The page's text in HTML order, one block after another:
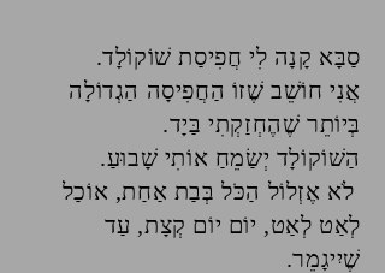
סַבָּא קָנָה לִי חֲפִיסַת שׁוֹקוֹלָד.
אֲנִי חוֹשֵׁב שֶׁזוֹ הַחֲפִיסָה הַגְדוֹלָה
בְּיוֹתֵר שֶׁהֶחְזַקְתִי בַּיָד.
הַשׁוֹקוֹלָד יְשַׂמֵחַ אוֹתִי שָׁבוּעַ.
לֹא אֶזְלוֹל הַכֹּל בְּבַת אַחַת, אוֹכַל
לְאַט לְאַט, יוֹם יוֹם קְצָת, עַד
שֶׁיִיגָמֵר.